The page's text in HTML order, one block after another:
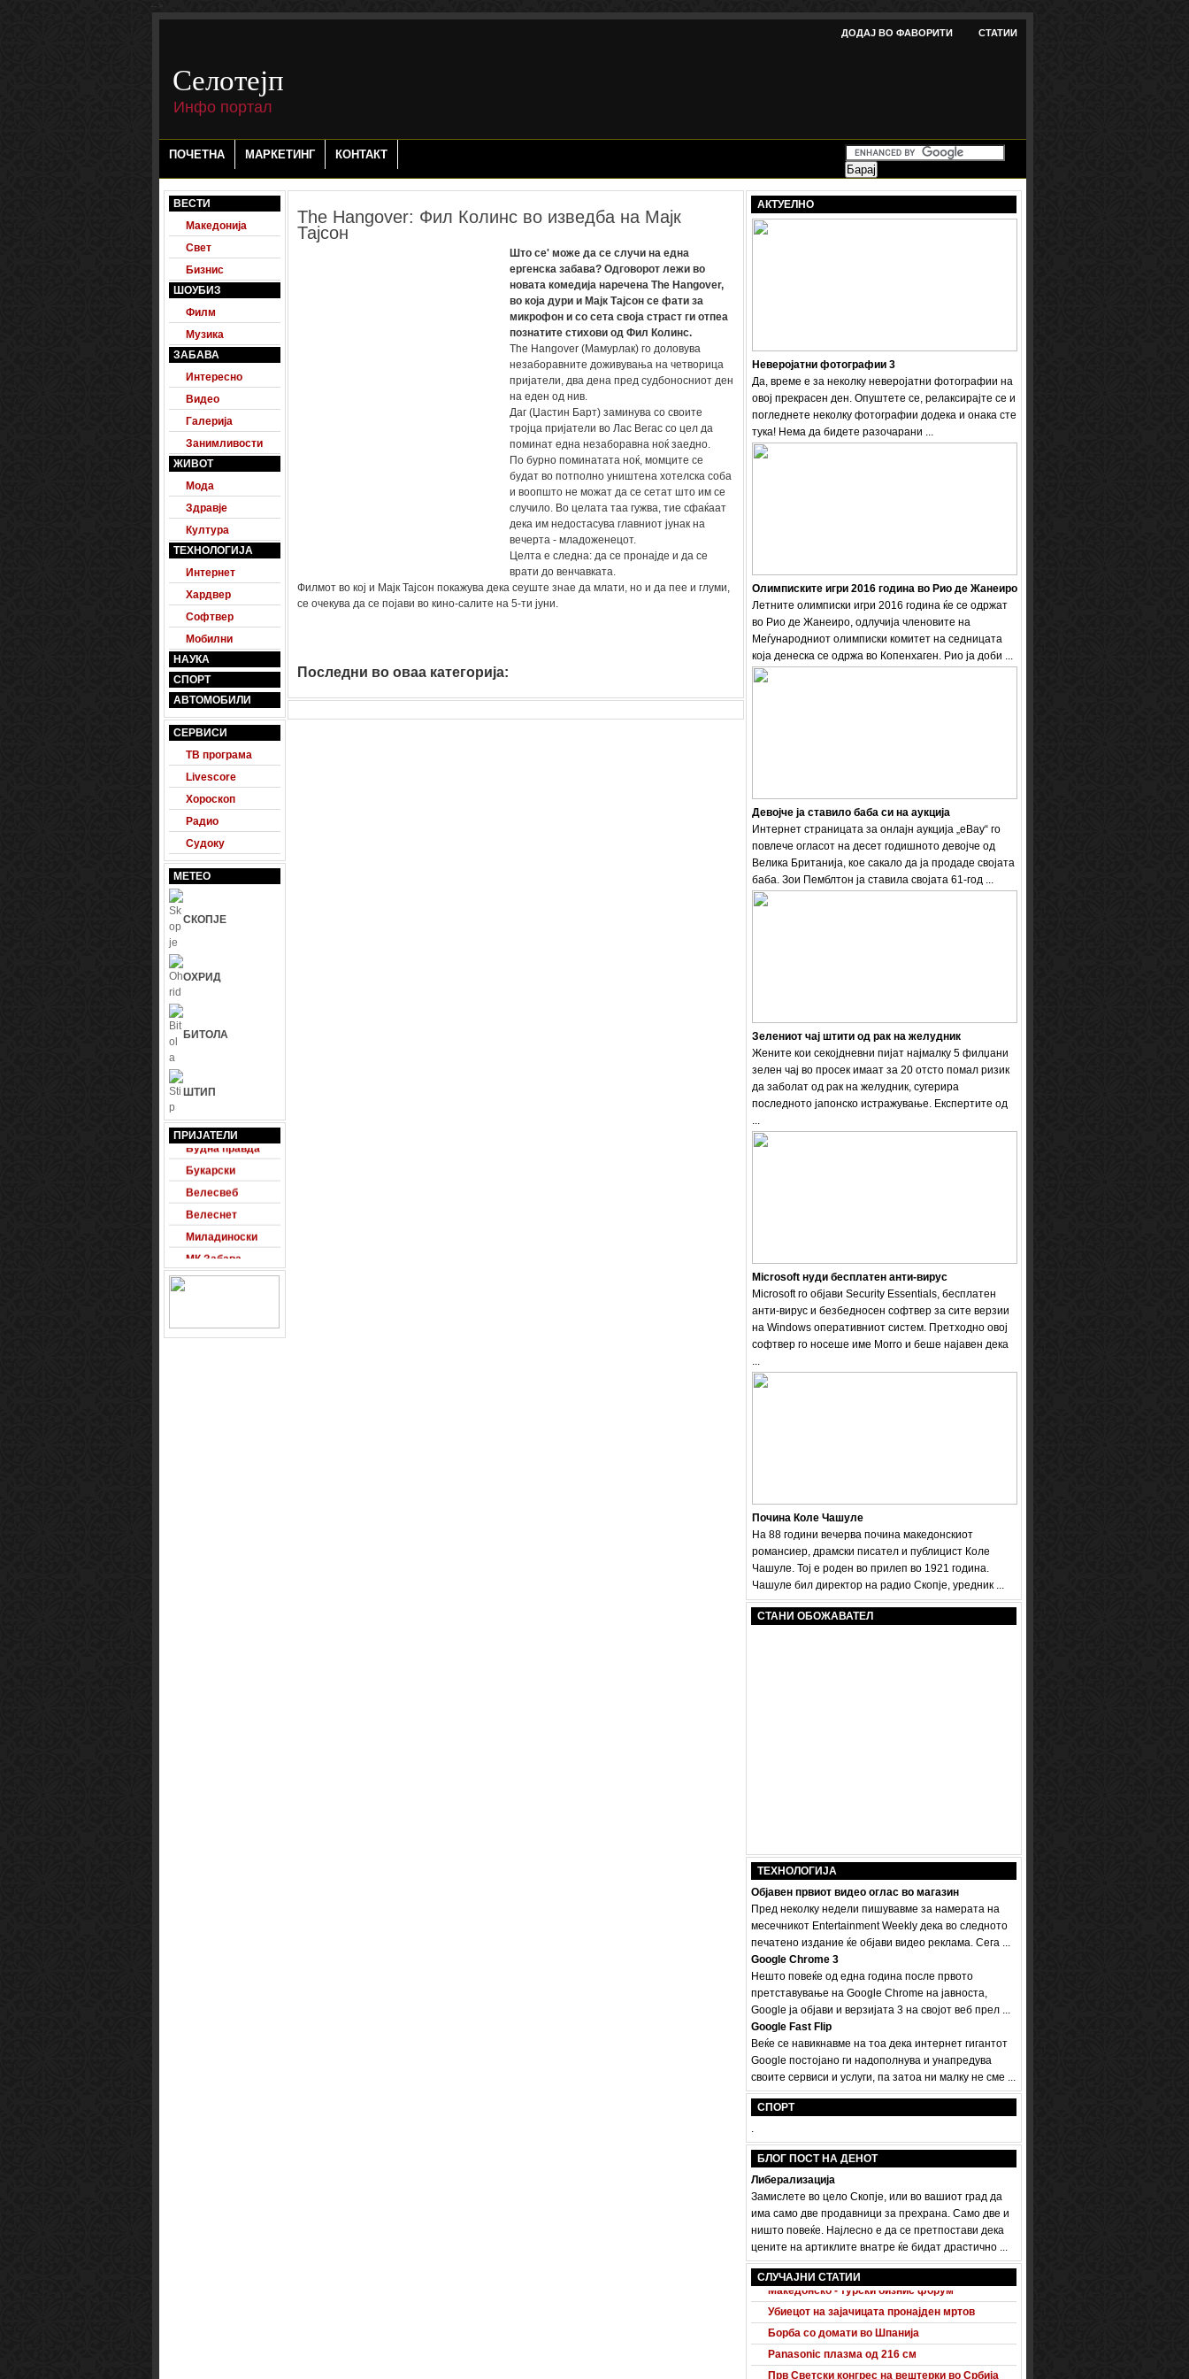
-->
ДОДАЈ ВО ФАВОРИТИ СТАТИИ
Селотејп
Инфо портал
ПОЧЕТНА МАРКЕТИНГ КОНТАКТ
ВЕСТИ
Македонија
Свет
Бизнис
ШОУБИЗ
Филм
Музика
ЗАБАВА
Интересно
Видео
Галерија
Занимливости
ЖИВОТ
Мода
Здравје
Култура
ТЕХНОЛОГИЈА
Интернет
Хардвер
Софтвер
Мобилни
НАУКА
СПОРТ
АВТОМОБИЛИ
СЕРВИСИ
ТВ програма
Livescore
Хороскоп
Радио
Судоку
МЕТЕО
СКОПЈЕ
ОХРИД
БИТОЛА
ШТИП
ПРИЈАТЕЛИ
24 Фудбал
Будна правда
Букарски
Велесвеб
Велеснет
Миладиноски
МК Забава
Оксиморон
Развигор
The Hangover: Фил Колинс во изведба на Мајк
Тајсон
Што се' може да се случи на една
ергенска забава? Одговорот лежи во
новата комедија наречена The Hangover,
во која дури и Мајк Тајсон се фати за
микрофон и со сета своја страст ги отпеа
познатите стихови од Фил Колинс.
The Hangover (Мамурлак) го доловува
незаборавните доживувања на четворица
пријатели, два дена пред судбоносниот ден
на еден од нив.
Даг (Џастин Барт) заминува со своите
тројца пријатели во Лас Вегас со цел да
поминат една незаборавна ноќ заедно.
По бурно поминатата ноќ, момците се
будат во потполно уништена хотелска соба
и воопшто не можат да се сетат што им се
случило. Во целата таа гужва, тие сфаќаат
дека им недостасува главниот јунак на
вечерта - младоженецот.
Целта е следна: да се пронајде и да се
врати до венчавката.
Филмот во кој и Мајк Тајсон покажува дека сеуште знае да млати, но и да пее и глуми,
се очекува да се појави во кино-салите на 5-ти јуни.
Последни во оваа категорија:
АКТУЕЛНО
Неверојатни фотографии 3
Да, време е за неколку неверојатни фотографии на
овој прекрасен ден. Опуштете се, релаксирајте се и
погледнете неколку фотографии додека и онака сте
тука! Нема да бидете разочарани ...
Олимписките игри 2016 година во Рио де Жанеиро
Летните олимписки игри 2016 година ќе се одржат
во Рио де Жанеиро, одлучија членовите на
Меѓународниот олимписки комитет на седницата
која денеска се одржа во Копенхаген. Рио ја доби ...
Девојче ја ставило баба си на аукција
Интернет страницата за онлајн аукција „eBay“ го
повлече огласот на десет годишното девојче од
Велика Британија, кое сакало да ја продаде својата
баба. Зои Пемблтон ја ставила својата 61-год ...
Зелениот чај штити од рак на желудник
Жените кои секојдневни пијат најмалку 5 филџани
зелен чај во просек имаат за 20 отсто помал ризик
да заболат од рак на желудник, сугерира
последното јапонско истражување. Експертите од
...
Microsoft нуди бесплатен анти-вирус
Microsoft го објави Security Essentials, бесплатен
анти-вирус и безбедносен софтвер за сите верзии
на Windows оперативниот систем. Претходно овој
софтвер го носеше име Мorro и беше најавен дека
...
Почина Коле Чашуле
На 88 години вечерва почина македонскиот
романсиер, драмски писател и публицист Коле
Чашуле. Тој е роден во прилеп во 1921 година.
Чашуле бил директор на радио Скопје, уредник ...
СТАНИ ОБОЖАВАТЕЛ
ТЕХНОЛОГИЈА
Објавен првиот видео оглас во магазин
Пред неколку недели пишувавме за намерата на
месечникот Entertainment Weekly дека во следното
печатено издание ќе објави видео реклама. Сега ...
Google Chrome 3
Нешто повеќе од една година после првото
претставување на Google Chrome на јавноста,
Google ја објави и верзијата 3 на својот веб прел ...
Google Fast Flip
Веќе се навикнавме на тоа дека интернет гигантот
Google постојано ги надополнува и унапредува
своите сервиси и услуги, па затоа ни малку не сме ...
СПОРТ
.
БЛОГ ПОСТ НА ДЕНОТ
Либерализација
Замислете во цело Скопје, или во вашиот град да
има само две продавници за прехрана. Само две и
ништо повеќе. Најлесно е да се претпостави дека
цените на артиклите внатре ќе бидат драстично ...
СЛУЧАЈНИ СТАТИИ
Audi A5 Sportback потполно разоткриен
Македонско - турски бизнис форум
Убиецот на зајачицата пронајден мртов
Борба со домати во Шпанија
Panasonic плазма од 216 см
Прв Светски конгрес на вештерки во Србија